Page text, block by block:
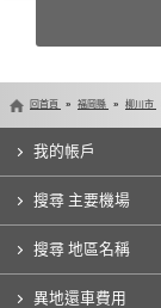
回首頁 福岡縣 柳川市
我的帳戶
搜尋 主要機場
搜尋 地區名稱
異地還車費用